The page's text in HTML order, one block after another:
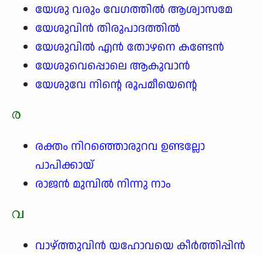
യേശു വരും വേഗത്തിൽ ആശ്വാസമേ
യേശുവിൻ തിരുപാദത്തിൽ
യേശുവിൽ എൻ തോഴനെ കണ്ടേൻ
യേശുവെപ്പൊലെ ആകുവാൻ
യേശുവേ നിന്റെ രൂപമീയെന്റെ
ര
രക്തം നിറഞ്ഞൊരുറവ ഉണ്ടല്ലോ
പാപിക്കായ്
രാജൻ മുമ്പിൽ നിന്നു നാം
വ
വാഴ്ത്തുവിൻ യഹോവയെ കീർത്തിപ്പിൻ